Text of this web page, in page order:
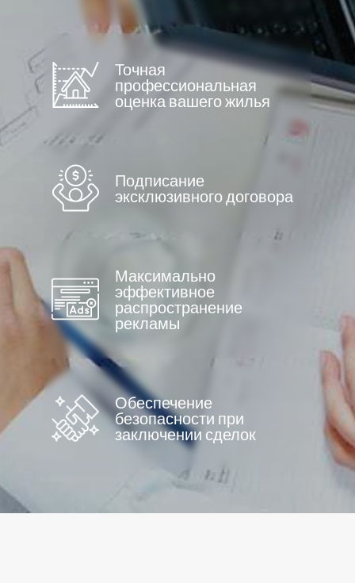
Точная
профессиональная
оценка вашего жилья
Подписание
эксклюзивного договора
Максимально
эффективное
распространение
рекламы
Обеспечение
безопасности при
заключении сделок